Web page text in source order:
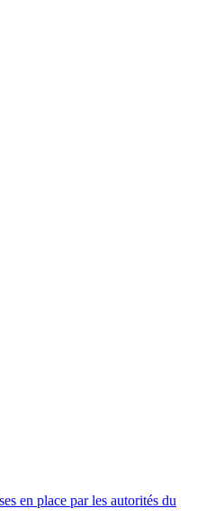
en place par les autorités du